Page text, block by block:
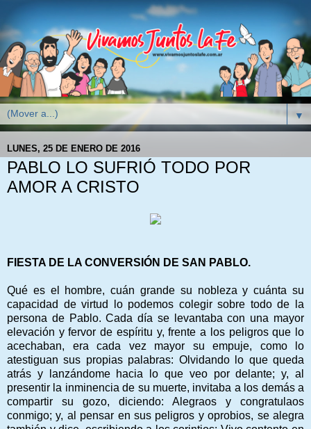
▼
LUNES, 25 DE ENERO DE 2016
PABLO LO SUFRIÓ TODO POR
AMOR A CRISTO
FIESTA DE LA CONVERSIÓN DE SAN PABLO.
Qué es el hombre, cuán grande su nobleza y cuánta su
capacidad de virtud lo podemos colegir sobre todo de la
persona de Pablo. Cada día se levantaba con una mayor
elevación y fervor de espíritu y, frente a los peligros que lo
acechaban, era cada vez mayor su empuje, como lo
atestiguan sus propias palabras: Olvidando lo que queda
atrás y lanzándome hacia lo que veo por delante; y, al
presentir la inminencia de su muerte, invitaba a los demás a
compartir su gozo, diciendo: Alegraos y congratulaos
conmigo; y, al pensar en sus peligros y oprobios, se alegra